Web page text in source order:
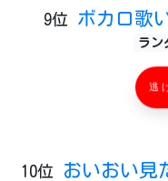
9位 ボカロ歌
ラン
逃
10位
おいおい見